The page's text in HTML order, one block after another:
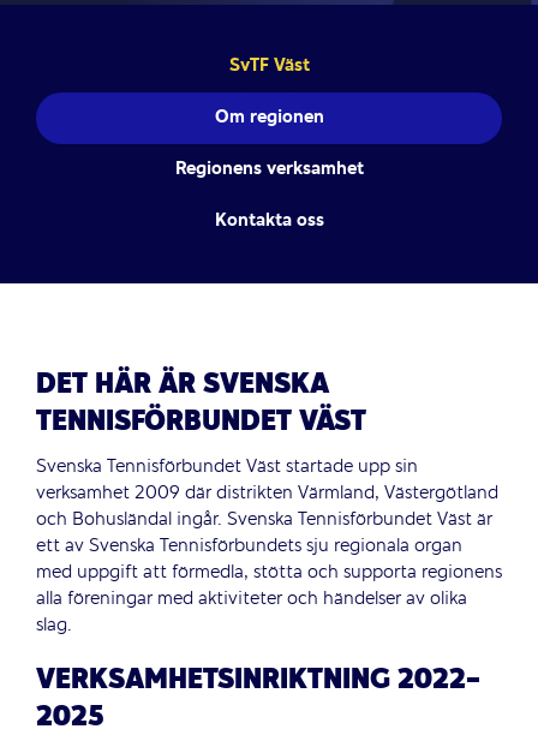
SvTF Väst
Om regionen
Regionens verksamhet
Kontakta oss
DET HÄR ÄR SVENSKA
TENNISFÖRBUNDET VÄST
Svenska Tennisförbundet Väst startade upp sin
verksamhet 2009 där distrikten Värmland, Västergötland
och Bohusländal ingår. Svenska Tennisförbundet Väst är
ett av Svenska Tennisförbundets sju regionala organ
med uppgift att förmedla, stötta och supporta regionens
alla föreningar med aktiviteter och händelser av olika
slag.
VERKSAMHETSINRIKTNING 2022-
2025